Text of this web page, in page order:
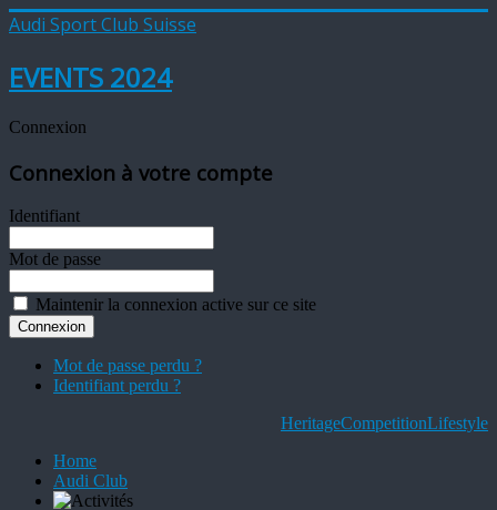
Audi Sport Club Suisse
EVENTS 2024
Connexion
Connexion à votre compte
Identifiant
Mot de passe
Maintenir la connexion active sur ce site
Mot de passe perdu ?
Identifiant perdu ?
HeritageCompetitionLifestyle
Home
Audi Club